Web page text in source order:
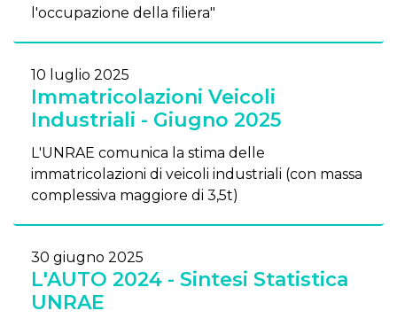
l'occupazione della filiera"
10 luglio 2025
Immatricolazioni Veicoli
Industriali - Giugno 2025
L'UNRAE comunica la stima delle
immatricolazioni di veicoli industriali (con massa
complessiva maggiore di 3,5t)
30 giugno 2025
L'AUTO 2024 - Sintesi Statistica
UNRAE